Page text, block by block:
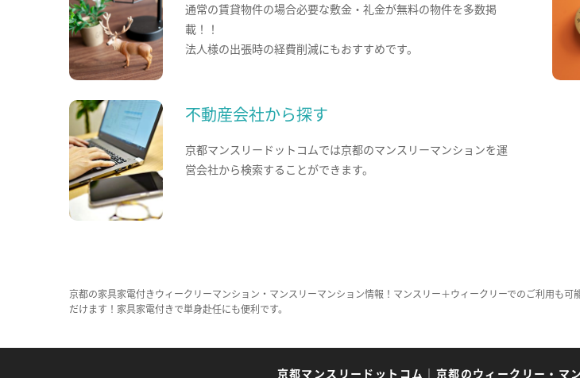
通常の賃貸物件の場合必要な敷金・礼金が無料の物件を多数掲
載！！
法人様の出張時の経費削減にもおすすめです。
不動産会社から探す
京都マンスリードットコムでは京都のマンスリーマンションを運
営会社から検索することができます。
京都の家具家電付きウィークリーマンション・マンスリーマンション情報！マンスリー＋ウィークリーでのご利用も
だけます！家具家電付きで単身赴任にも便利です。
京都マンスリードットコム ｜ 京都のウィークリー・マ